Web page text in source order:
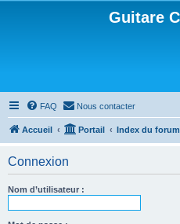
Guitare
FAQ Nous contacter
Accueil Portail Index du forum
Connexion
Nom d’utilisateur :